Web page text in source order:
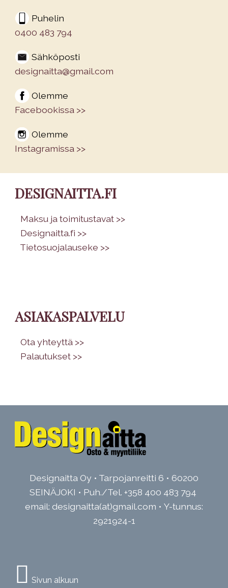
Puhelin
0400 483 794
Sähköposti
designaitta@gmail.com
Olemme
Facebookissa >>
Olemme
Instagramissa >>
DESIGNAITTA.FI
Maksu ja toimitustavat >>
Designaitta.fi >>
Tietosuojalauseke >>
ASIAKASPALVELU
Ota yhteyttä >>
Palautukset >>
Designaitta Oy • Tarpojanreitti 6 • 60200
SEINÄJOKI • Puh./Tel. +358 400 483 794
email: designaitta(at)gmail.com • Y-tunnus:
2921924-1
Sivun alkuun